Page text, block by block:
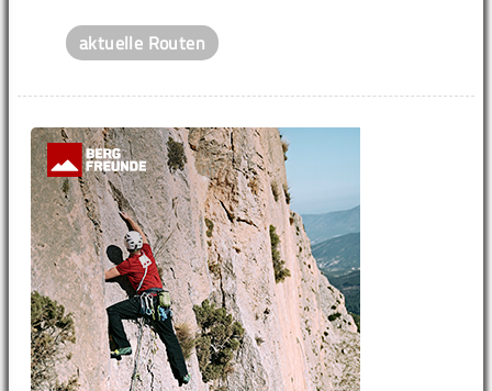
aktuelle Routen